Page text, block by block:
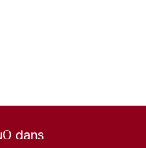
dans